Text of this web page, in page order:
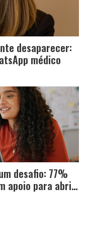
desaparecer:
médico
desafio: 77%
apoio para abrir